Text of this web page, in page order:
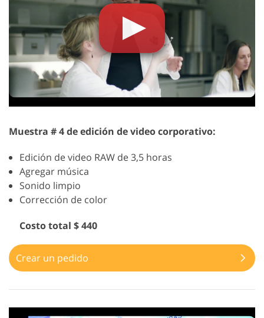
Muestra # 4 de edición de video corporativo:
Edición de video RAW de 3,5 horas
Agregar música
Sonido limpio
Corrección de color
Costo total $ 440
Crear un pedido